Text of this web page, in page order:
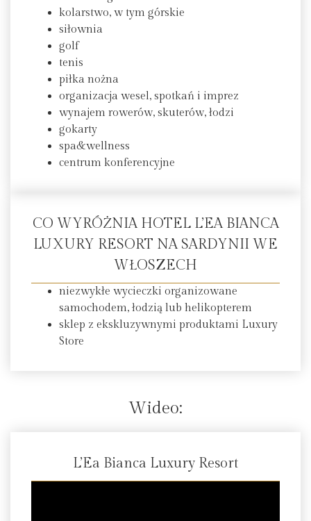
kolarstwo, w tym górskie
siłownia
golf
tenis
piłka nożna
organizacja wesel, spotkań i imprez
wynajem rowerów, skuterów, łodzi
gokarty
spa&wellness
centrum konferencyjne
CO WYRÓŻNIA HOTEL L’EA BIANCA
LUXURY RESORT NA SARDYNII WE
WŁOSZECH
niezwykłe wycieczki organizowane
samochodem, łodzią lub helikopterem
sklep z ekskluzywnymi produktami Luxury
Store
Wideo:
L’Ea Bianca Luxury Resort